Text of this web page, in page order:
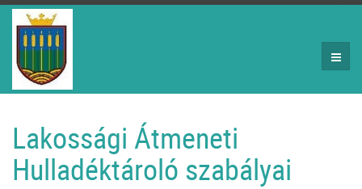
Lakossági Átmeneti
Hulladéktároló szabályai